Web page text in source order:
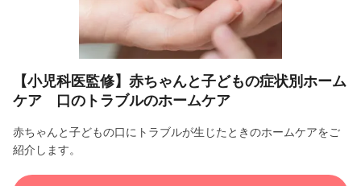
【小児科医監修】赤ちゃんと子どもの症状別ホーム
ケア 口のトラブルのホームケア
赤ちゃんと子どもの口にトラブルが生じたときのホームケアをご
紹介します。